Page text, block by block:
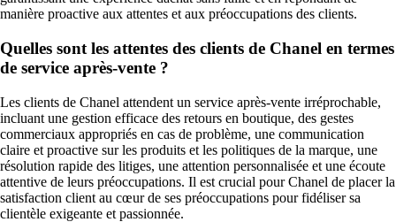
manière proactive aux attentes et aux préoccupations des clients.
Quelles sont les attentes des clients de Chanel en termes
de service après-vente ?
Les clients de Chanel attendent un service après-vente irréprochable,
incluant une gestion efficace des retours en boutique, des gestes
commerciaux appropriés en cas de problème, une communication
claire et proactive sur les produits et les politiques de la marque, une
résolution rapide des litiges, une attention personnalisée et une écoute
attentive de leurs préoccupations. Il est crucial pour Chanel de placer la
satisfaction client au cœur de ses préoccupations pour fidéliser sa
clientèle exigeante et passionnée.